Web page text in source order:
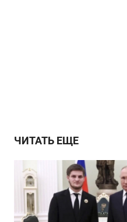
ЧИТАТЬ ЕЩЕ